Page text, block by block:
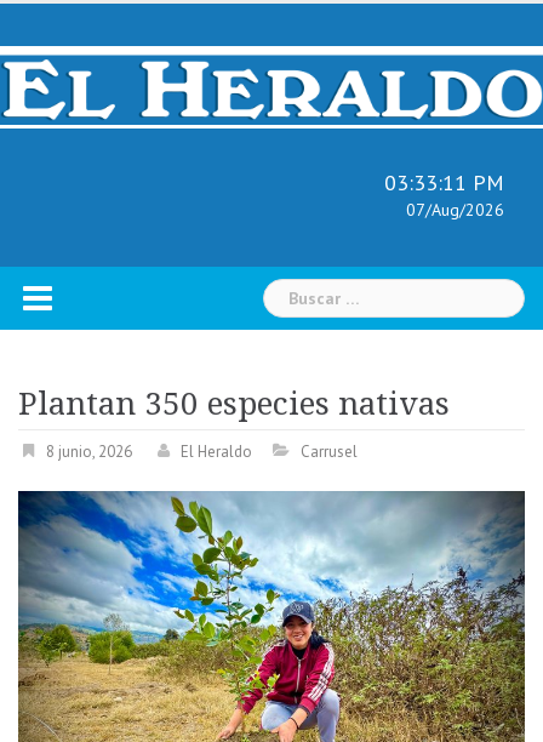
Skip
content
03:33:12 PM
07/Aug/2026
Buscar:
Plantan 350 especies nativas
8 junio, 2026 El Heraldo Carrusel